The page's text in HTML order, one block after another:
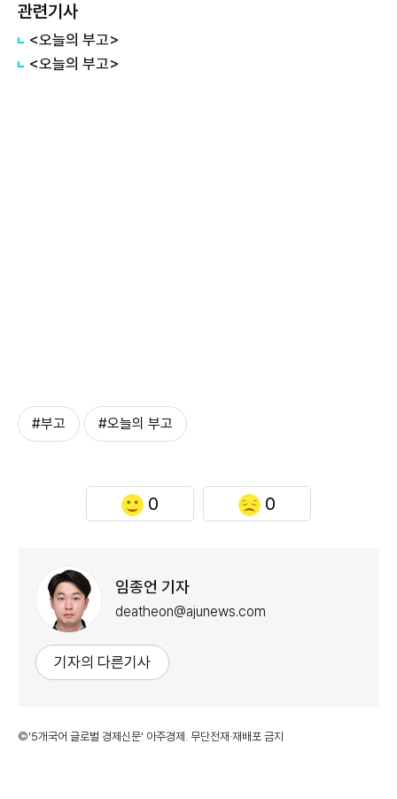
관련기사
<오늘의 부고>
<오늘의 부고>
#부고 #오늘의 부고
0 0
임종언 기자
deatheon@ajunews.com
기자의 다른기사
©'5개국어 글로벌 경제신문' 아주경제. 무단전재·재배포 금지